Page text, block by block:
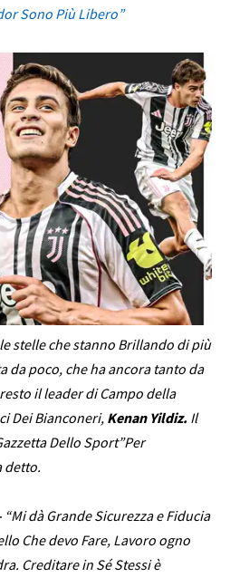
Sono Più Libero”
stelle che stanno Brillando di più
da poco, che ha ancora tanto da
il leader di Campo della
Dei Bianconeri,Kenan Yildiz. Il
Dello Sport”Per
detto.
“Mi dà Grande Sicurezza e Fiducia
Che devo Fare, Lavoro ogno
Creditare in Sé Stessi è